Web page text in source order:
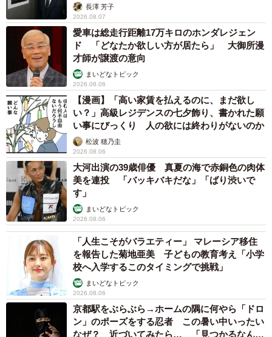
長澤 芳子
2026.08.07
愛車は総走行距離17万キロのホンダレジェン
ド 「どなたか欲しい方が居たら」 大御所漫
才師が譲渡の意向
まいどなトピック
2026.08.06
【漫画】「高い家賃を払えるのに、まだ欲し
い？」高級レジデンスの七夕飾り、書かれた願
い事にびっくり 人の欲には終わりがないのか
松波 穂乃圭
2026.08.06
大河出演の39歳俳優 真夏の海で赤銅色の肉体
美を連投 「バッキバキだな」「ばり渋いで
す」
まいどなトピック
2026.08.06
「人生こそがバラエティー」 マレーシア移住
を報告した菊地亜美 子どもの教育考え「小学
校へ入学するこのタイミングで挑戦」
まいどなトピック
2026.08.06
京都駅をぶらぶら→ホームの隅に何やら「ドロ
ン」のポーズをする忍者 この暑い中いったい
なぜ？ 近づいてみたら… 「見つかるなんて